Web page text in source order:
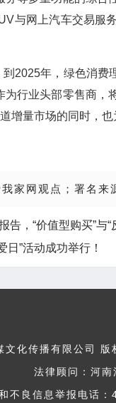
与网上汽车交易服
到2025年，绿色消
行业头部零售商
增量市场的同时，
家网观点；署名来
，“价值型购买”与“
日”活动成功举行！
传播有限公司 版
法律顾问：河
不良信息举报电话